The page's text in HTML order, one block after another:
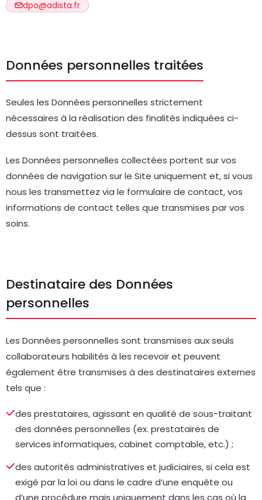
dpo@adista.fr
Données personnelles traitées
Seules les Données personnelles strictement
nécessaires à la réalisation des finalités indiquées ci-
dessus sont traitées.
Les Données personnelles collectées portent sur vos
données de navigation sur le Site uniquement et, si vous
nous les transmettez via le formulaire de contact, vos
informations de contact telles que transmises par vos
soins.
Destinataire des Données
personnelles
Les Données personnelles sont transmises aux seuls
collaborateurs habilités à les recevoir et peuvent
également être transmises à des destinataires externes
tels que :
des prestataires, agissant en qualité de sous-traitant
des données personnelles (ex. prestataires de
services informatiques, cabinet comptable, etc.) ;
des autorités administratives et judiciaires, si cela est
exigé par la loi ou dans le cadre d’une enquête ou
d’une procédure mais uniquement dans les cas où la